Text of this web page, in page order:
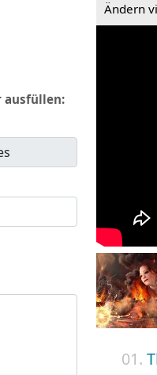
Ändern
01.
ausfüllen: